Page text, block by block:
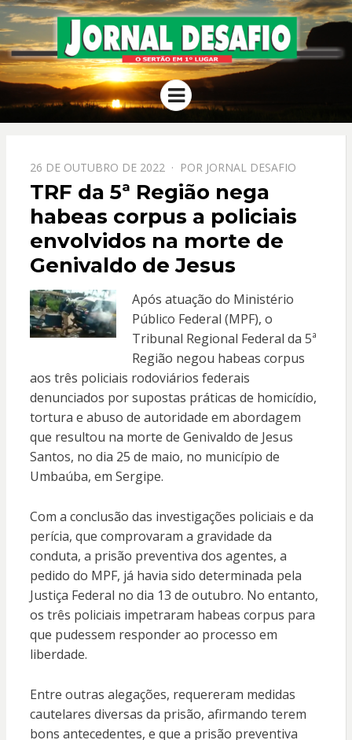
JORNAL
DESAFIO
O Sertão em 1º Lugar
Menu
PPOSTADO
EM
26 DE OUTUBRO DE 2022 POR JORNAL DESAFIO
TRF da 5ª Região nega
habeas corpus a policiais
envolvidos na morte de
Genivaldo de Jesus
Após atuação do Ministério
Público Federal (MPF), o
Tribunal Regional Federal da 5ª
Região negou habeas corpus
aos três policiais rodoviários federais
denunciados por supostas práticas de homicídio,
tortura e abuso de autoridade em abordagem
que resultou na morte de Genivaldo de Jesus
Santos, no dia 25 de maio, no município de
Umbaúba, em Sergipe.
Com a conclusão das investigações policiais e da
perícia, que comprovaram a gravidade da
conduta, a prisão preventiva dos agentes, a
pedido do MPF, já havia sido determinada pela
Justiça Federal no dia 13 de outubro. No entanto,
os três policiais impetraram habeas corpus para
que pudessem responder ao processo em
liberdade.
Entre outras alegações, requereram medidas
cautelares diversas da prisão, afirmando terem
bons antecedentes, e que a prisão preventiva